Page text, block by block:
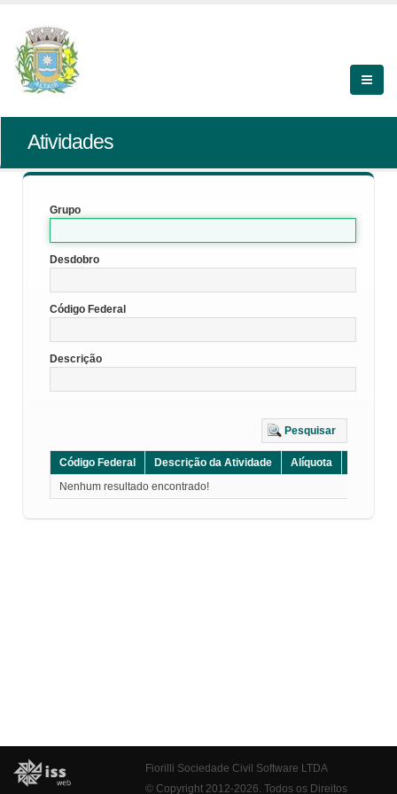
Atividades
Grupo
Desdobro
Código Federal
Descrição
Pesquisar
Código Federal Descrição da Atividade Alíquota
Nenhum resultado encontrado!
Fiorilli Sociedade Civil Software LTDA
© Copyright 2012-2026. Todos os Direitos